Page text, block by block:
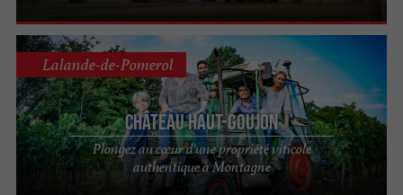
Château Haut-Goujon
Plongez au cœur d'une propriété viticole
authentique à Montagne
Lalande-de-Pomerol